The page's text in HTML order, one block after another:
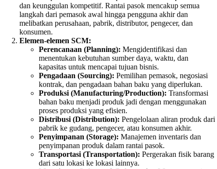
dan keunggulan kompetitif. Rantai pasok mencakup semua
langkah dari pemasok awal hingga pengguna akhir dan
melibatkan perusahaan, pabrik, distributor, pengecer, dan
konsumen.
Elemen-elemen SCM:
Perencanaan (Planning): Mengidentifikasi dan
menentukan kebutuhan sumber daya, waktu, dan
kapasitas untuk mencapai tujuan bisnis.
Pengadaan (Sourcing): Pemilihan pemasok, negosiasi
kontrak, dan pengadaan bahan baku yang diperlukan.
Produksi (Manufacturing/Production): Transformasi
bahan baku menjadi produk jadi dengan menggunakan
proses produksi yang efisien.
Distribusi (Distribution): Pengelolaan aliran produk dari
pabrik ke gudang, pengecer, atau konsumen akhir.
Penyimpanan (Storage): Manajemen inventaris dan
penyimpanan produk dalam rantai pasok.
Transportasi (Transportation): Pergerakan fisik barang
dari satu lokasi ke lokasi lainnya.